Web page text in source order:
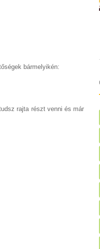
bármelyikén:
rajta részt venni és már